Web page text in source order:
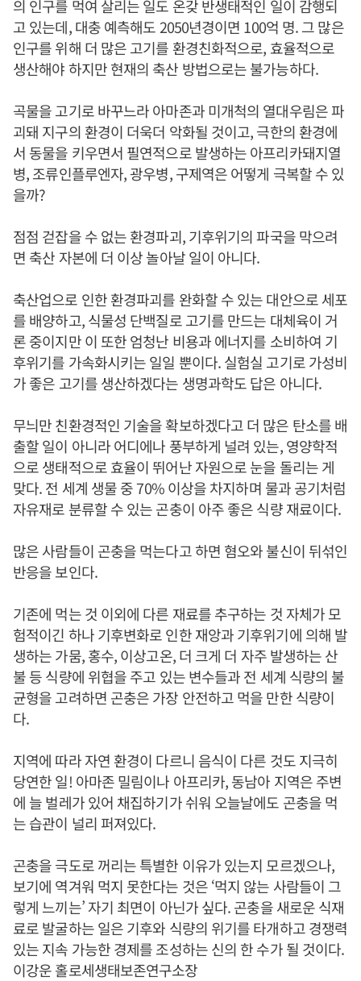
의 인구를 먹여 살리는 일도 온갖 반생태적인 일이 감행되
고 있는데, 대충 예측해도 2050년경이면 100억 명. 그 많은
인구를 위해 더 많은 고기를 환경친화적으로, 효율적으로
생산해야 하지만 현재의 축산 방법으로는 불가능하다.
곡물을 고기로 바꾸느라 아마존과 미개척의 열대우림은 파
괴돼 지구의 환경이 더욱더 악화될 것이고, 극한의 환경에
서 동물을 키우면서 필연적으로 발생하는 아프리카돼지열
병, 조류인플루엔자, 광우병, 구제역은 어떻게 극복할 수 있
을까?
점점 걷잡을 수 없는 환경파괴, 기후위기의 파국을 막으려
면 축산 자본에 더 이상 놀아날 일이 아니다.
축산업으로 인한 환경파괴를 완화할 수 있는 대안으로 세포
를 배양하고, 식물성 단백질로 고기를 만드는 대체육이 거
론 중이지만 이 또한 엄청난 비용과 에너지를 소비하여 기
후위기를 가속화시키는 일일 뿐이다. 실험실 고기로 가성비
가 좋은 고기를 생산하겠다는 생명과학도 답은 아니다.
무늬만 친환경적인 기술을 확보하겠다고 더 많은 탄소를 배
출할 일이 아니라 어디에나 풍부하게 널려 있는, 영양학적
으로 생태적으로 효율이 뛰어난 자원으로 눈을 돌리는 게
맞다. 전 세계 생물 중 70% 이상을 차지하며 물과 공기처럼
자유재로 분류할 수 있는 곤충이 아주 좋은 식량 재료이다.
많은 사람들이 곤충을 먹는다고 하면 혐오와 불신이 뒤섞인
반응을 보인다.
기존에 먹는 것 이외에 다른 재료를 추구하는 것 자체가 모
험적이긴 하나 기후변화로 인한 재앙과 기후위기에 의해 발
생하는 가뭄, 홍수, 이상고온, 더 크게 더 자주 발생하는 산
불 등 식량에 위협을 주고 있는 변수들과 전 세계 식량의 불
균형을 고려하면 곤충은 가장 안전하고 먹을 만한 식량이
다.
지역에 따라 자연 환경이 다르니 음식이 다른 것도 지극히
당연한 일! 아마존 밀림이나 아프리카, 동남아 지역은 주변
에 늘 벌레가 있어 채집하기가 쉬워 오늘날에도 곤충을 먹
는 습관이 널리 퍼져있다.
곤충을 극도로 꺼리는 특별한 이유가 있는지 모르겠으나,
보기에 역겨워 먹지 못한다는 것은 ‘먹지 않는 사람들이 그
렇게 느끼는’ 자기 최면이 아닌가 싶다. 곤충을 새로운 식재
료로 발굴하는 일은 기후와 식량의 위기를 타개하고 경쟁력
있는 지속 가능한 경제를 조성하는 신의 한 수가 될 것이다.
이강운 홀로세생태보존연구소장